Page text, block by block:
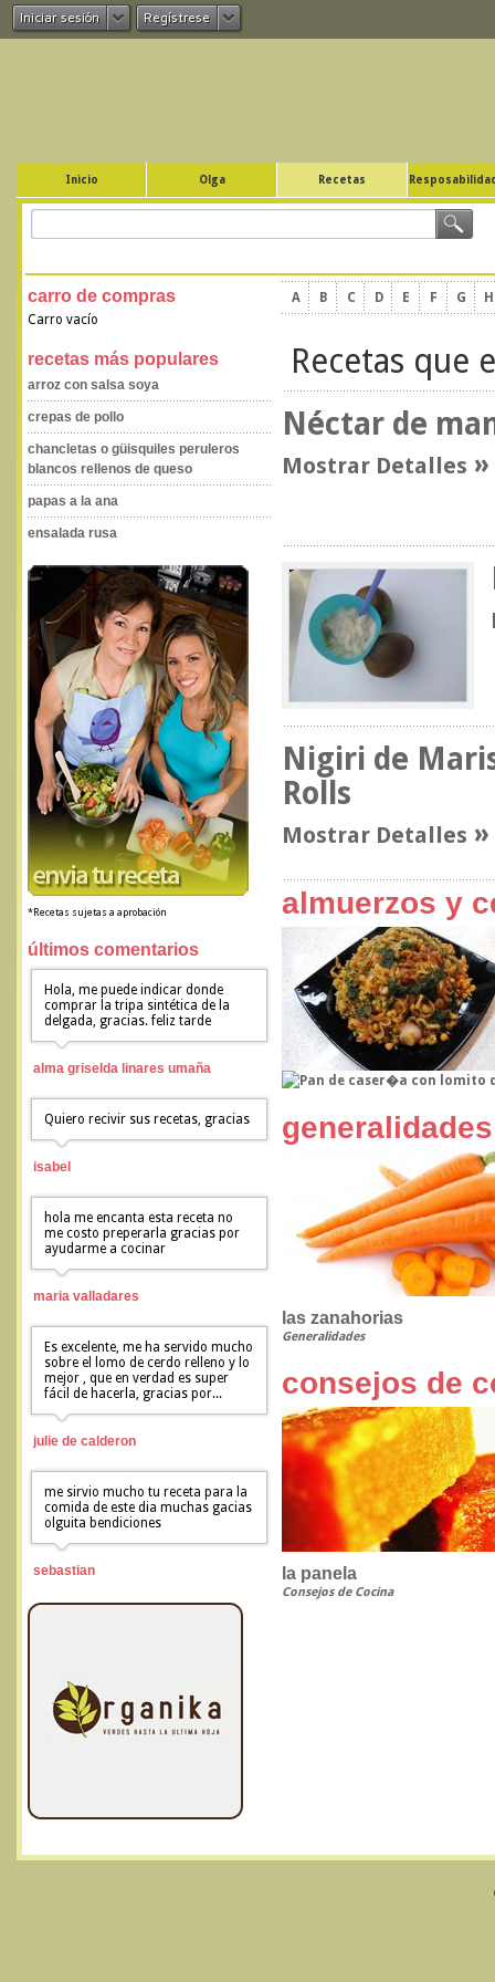
Iniciar sesión Regístrese
Inicio Olga Recetas
carro de compras
Carro vacío
recetas más populares
arroz con salsa soya
crepas de pollo
chancletas o güisquiles peruleros
blancos rellenos de queso
papas a la ana
ensalada rusa
*Recetas sujetas a aprobación
últimos comentarios
Hola, me puede indicar donde
comprar la tripa sintética de la
delgada, gracias. feliz tarde
alma griselda linares umaña
Quiero recivir sus recetas, gracias
isabel
hola me encanta esta receta no
me costo preperarla gracias por
ayudarme a cocinar
maria valladares
Es excelente, me ha servido mucho
sobre el lomo de cerdo relleno y lo
mejor , que en verdad es super
fácil de hacerla, gracias por...
julie de calderon
me sirvio mucho tu receta para la
comida de este dia muchas gacias
olguita bendiciones
sebastian
A B C D E F G H
Recetas que
Néctar de
Mostrar Detalles
Nigiri de
Rolls
Mostrar Detalles
almuerzos y
las zanahorias
Generalidades
consejos de
la panela
Consejos de Cocina